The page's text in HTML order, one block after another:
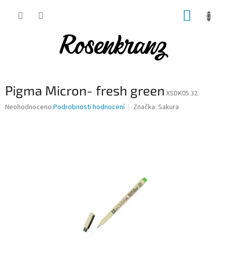
Pigma Micron- fresh green XSDK05 32
Průměrné
Neohodnoceno Podrobnosti hodnocení Značka: Sakura